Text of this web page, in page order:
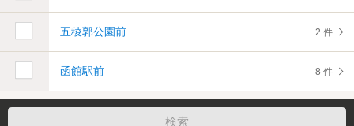
五稜郭公園前 2 件
函館駅前 8 件